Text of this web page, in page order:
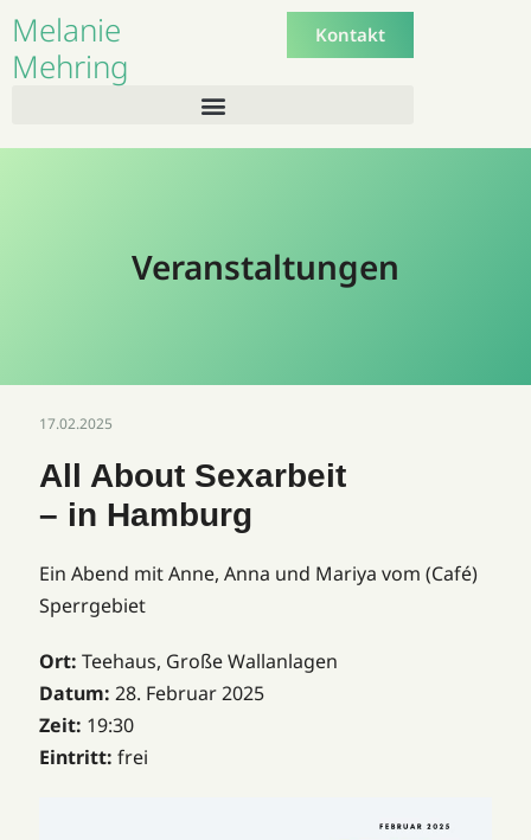
Melanie
Mehring
Kontakt
Veranstaltungen
17.02.2025
All About Sexarbeit
– in Hamburg
Ein Abend mit Anne, Anna und Mariya vom (Café)
Sperrgebiet
Ort: Teehaus, Große Wallanlagen
Datum: 28. Februar 2025
Zeit: 19:30
Eintritt: frei